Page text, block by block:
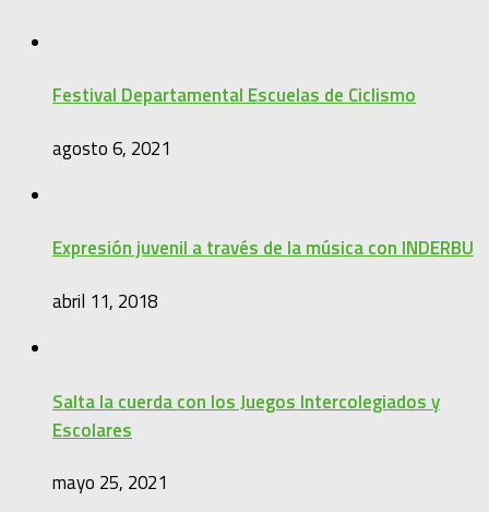
Festival Departamental Escuelas de Ciclismo
agosto 6, 2021
Expresión juvenil a través de la música con INDERBU
abril 11, 2018
Salta la cuerda con los Juegos Intercolegiados y
Escolares
mayo 25, 2021